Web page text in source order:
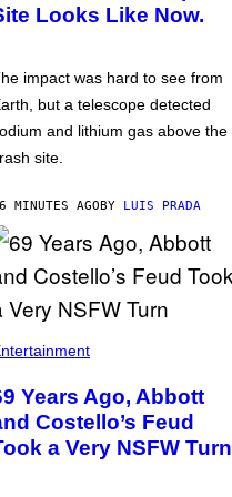
Looks Like Now.
impact was hard to see from
but a telescope detected
and lithium gas above the
site.
MINUTES AGOBY LUIS PRADA
Years Ago, Abbott
Costello’s Feud
a Very NSFW Turn